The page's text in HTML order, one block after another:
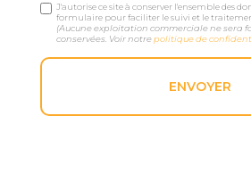
J'autorise ce site à conserver l'ensemble des
formulaire pour faciliter le suivi et le
(Aucune exploitation commerciale ne sera
conservées. Voir notrepolitique de